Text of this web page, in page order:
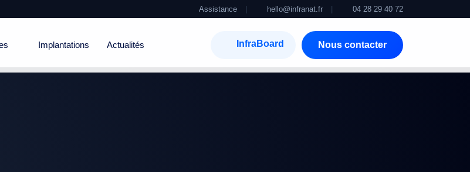
Assistance hello@infranat.fr 04 28 29 40 72
Implantations Actualités InfraBoard Nous contacter